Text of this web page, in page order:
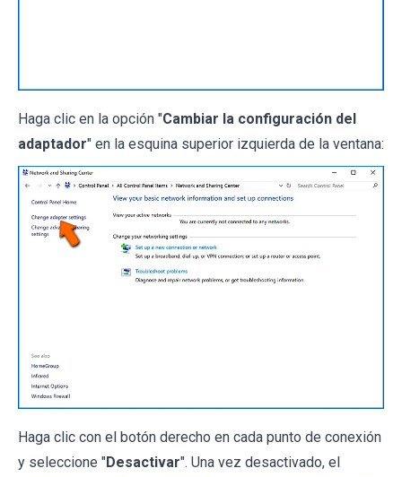
Haga clic en la opción "Cambiar la configuración del
adaptador" en la esquina superior izquierda de la ventana:
Haga clic con el botón derecho en cada punto de conexión
y seleccione "Desactivar". Una vez desactivado, el